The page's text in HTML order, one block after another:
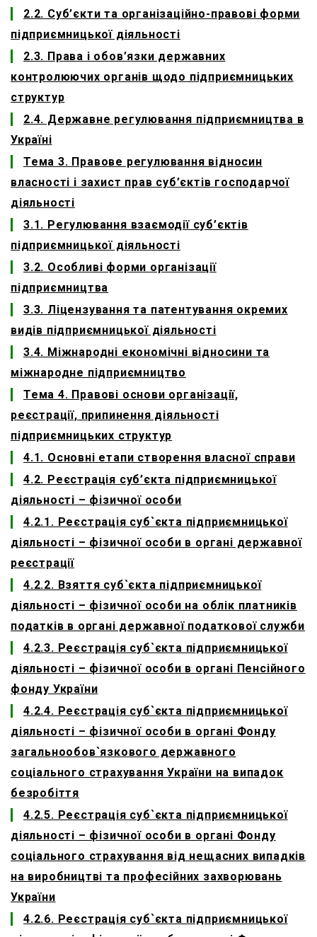
2.2. Суб’єкти та організаційно-правові форми
підприємницької діяльності
2.3. Права і обов’язки державних
контролюючих органів щодо підприємницьких
структур
2.4. Державне регулювання підприємництва в
Україні
Тема 3. Правове регулювання відносин
власності і захист прав суб’єктів господарчої
діяльності
3.1. Регулювання взаємодії суб’єктів
підприємницької діяльності
3.2. Особливі форми організації
підприємництва
3.3. Ліцензування та патентування окремих
видів підприємницької діяльності
3.4. Міжнародні економічні відносини та
міжнародне підприємництво
Тема 4. Правові основи організації,
реєстрації, припинення діяльності
підприємницьких структур
4.1. Основні етапи створення власної справи
4.2. Реєстрація суб’єкта підприємницької
діяльності – фізичної особи
4.2.1. Реєстрація суб`єкта підприємницької
діяльності – фізичної особи в органі державної
реєстрації
4.2.2. Взяття суб`єкта підприємницької
діяльності – фізичної особи на облік платників
податків в органі державної податкової служби
4.2.3. Реєстрація суб`єкта підприємницької
діяльності – фізичної особи в органі Пенсійного
фонду України
4.2.4. Реєстрація суб`єкта підприємницької
діяльності – фізичної особи в органі Фонду
загальнообов`язкового державного
соціального страхування України на випадок
безробіття
4.2.5. Реєстрація суб`єкта підприємницької
діяльності – фізичної особи в органі Фонду
соціального страхування від нещасних випадків
на виробництві та професійних захворювань
України
4.2.6. Реєстрація суб`єкта підприємницької